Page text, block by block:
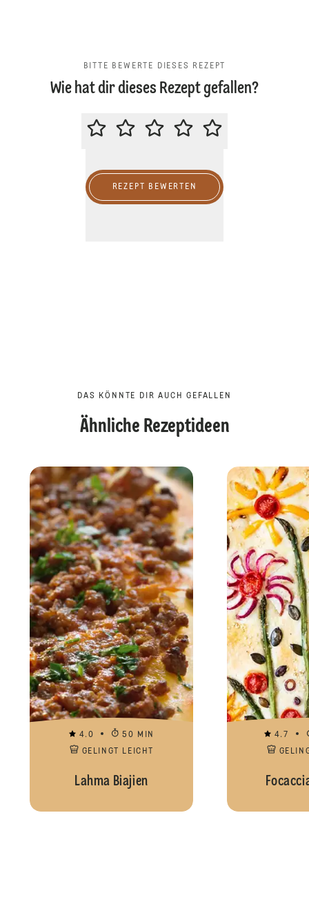
BITTE BEWERTE DIESES REZEPT
Wie hat dir dieses Rezept gefallen?
BITTE BEWERTE DIESES REZEPT
REZEPT BEWERTEN
DAS KÖNNTE DIR AUCH GEFALLEN
Ähnliche Rezeptideen
4.0
50 MIN
GELINGT LEICHT
Lahma Biajien
4.7